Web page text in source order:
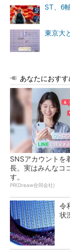
ST、6
東京大
あなたにおすす
SNSアカウントを
長。実はみんなコ
す。
PR(Dreaw合同会社)
令
状